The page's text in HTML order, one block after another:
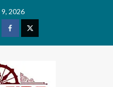
2026
FacebookTwitter